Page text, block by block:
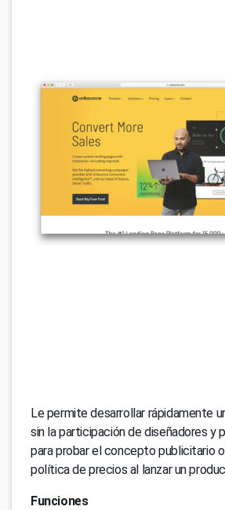
Le permite desarrollar rápidamente
sin la participación de diseñadores y
para probar el concepto publicitario
política de precios al lanzar un
Funciones